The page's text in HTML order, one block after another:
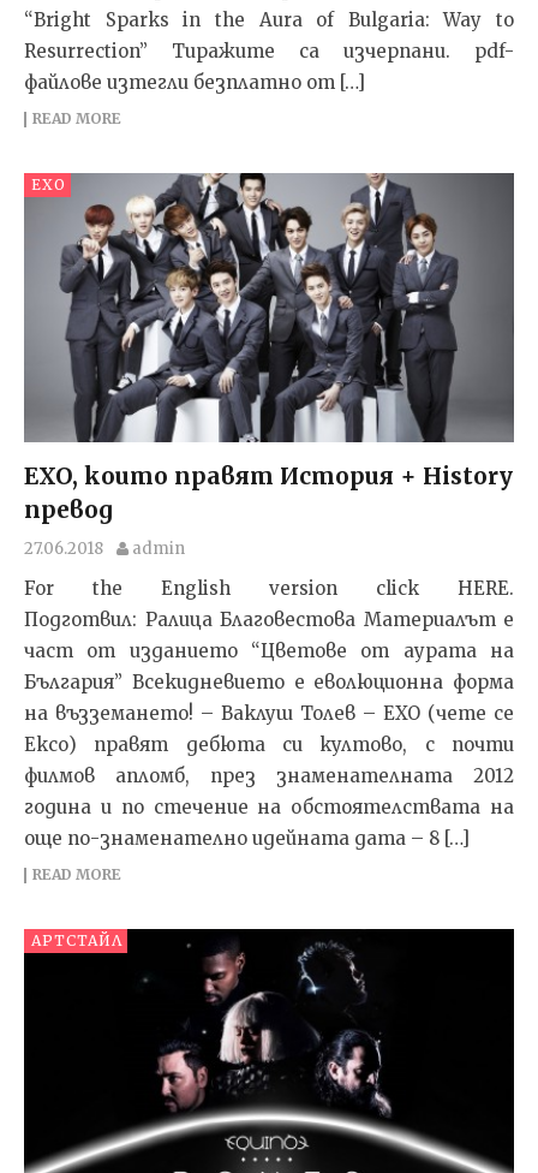
“Bright Sparks in the Aura of Bulgaria: Way to
Resurrection” Тиражите са изчерпани. pdf-
файлове изтегли безплатно от […]
READ MORE
EXO
EXO, които правят История + History
превод
27.06.2018 admin
For the English version click HERE.
Подготвил: Ралица Благовестова Материалът е
част от изданието “Цветове от аурата на
България” Всекидневието е еволюционна форма
на възземането! – Ваклуш Толев – ЕХО (чете се
Ексо) правят дебюта си култово, с почти
филмов апломб, през знаменателната 2012
година и по стечение на обстоятелствата на
още по-знаменателно идейната дата – 8 […]
READ MORE
АРТСТАЙЛ